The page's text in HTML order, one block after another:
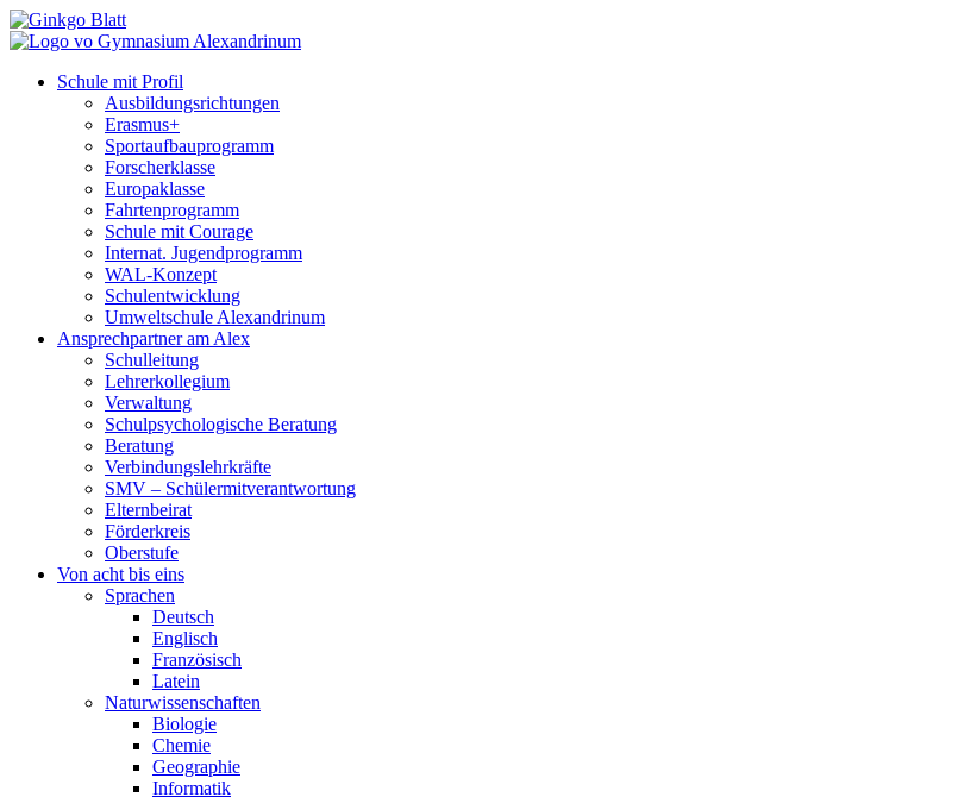
Schule mit Profil
Ausbildungsrichtungen
Erasmus+
Sportaufbauprogramm
Forscherklasse
Europaklasse
Fahrtenprogramm
Schule mit Courage
Internat. Jugendprogramm
WAL-Konzept
Schulentwicklung
Umweltschule Alexandrinum
Ansprechpartner am Alex
Schulleitung
Lehrerkollegium
Verwaltung
Schulpsychologische Beratung
Beratung
Verbindungslehrkräfte
SMV – Schülermitverantwortung
Elternbeirat
Förderkreis
Oberstufe
Von acht bis eins
Sprachen
Deutsch
Englisch
Französisch
Latein
Naturwissenschaften
Biologie
Chemie
Geographie
Informatik